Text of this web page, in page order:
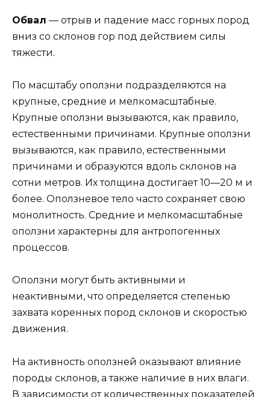
Обвал — отрыв и падение масс горных пород
вниз со склонов гор под действием силы
тяжести.
По масштабу оползни подразделяются на
крупные, средние и мелкомасштабные.
Крупные оползни вызываются, как правило,
естественными причинами. Крупные оползни
вызываются, как правило, естественными
причинами и образуются вдоль склонов на
сотни метров. Их толщина достигает 10—20 м и
более. Оползневое тело часто сохраняет свою
монолитность. Средние и мелкомасштабные
оползни характерны для антропогенных
процессов.
Оползни могут быть активными и
неактивными, что определяется степенью
захвата коренных пород склонов и скоростью
движения.
На активность оползней оказывают влияние
породы склонов, а также наличие в них влаги.
В зависимости от количественных показателей